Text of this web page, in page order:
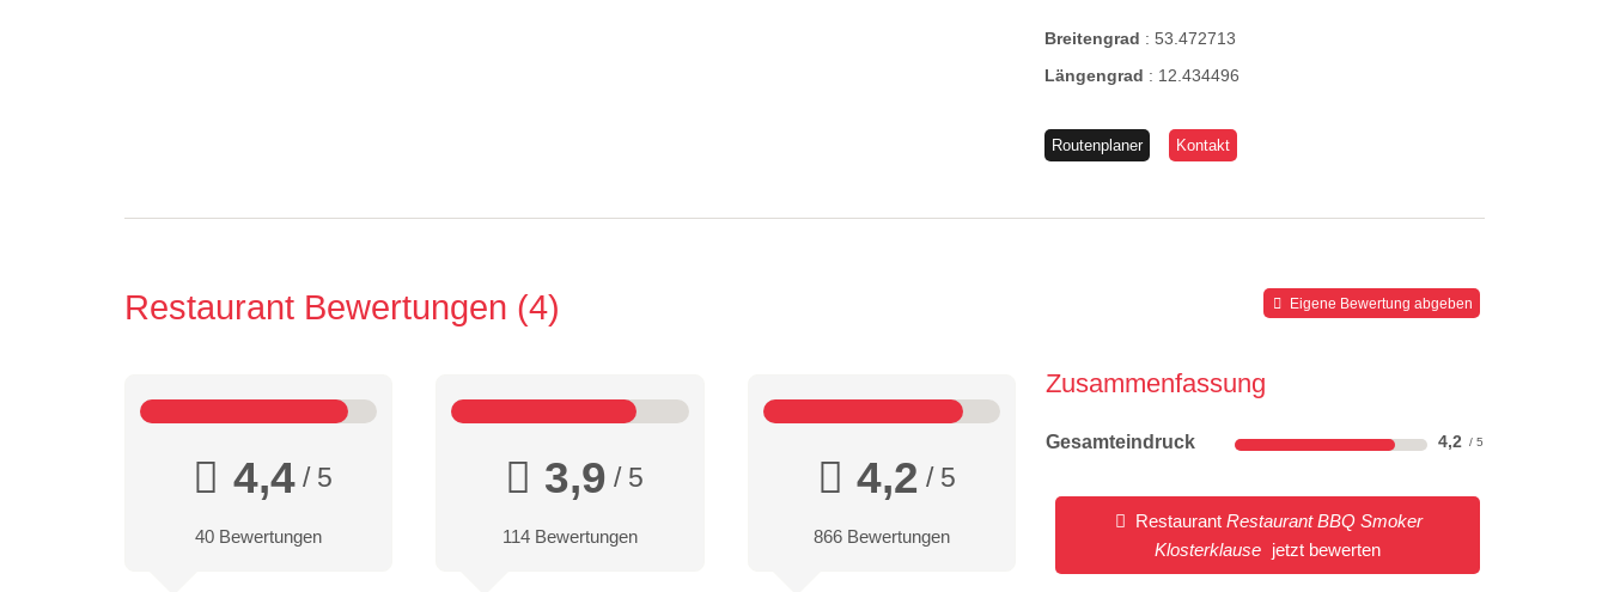
Breitengrad :53.472713
Längengrad : 12.434496
Routenplaner Kontakt
Restaurant Bewertungen 4 Eigene Bewertung abgeben
Zusammenfassung
Gesamteindruck 4,2
RestaurantRestaurant BBQ Smoker
Klosterklause
jetzt bewerten
4,4/ 5
40 Bewertungen
3,9 / 5
114 Bewertungen
4,2 / 5
866 Bewertungen